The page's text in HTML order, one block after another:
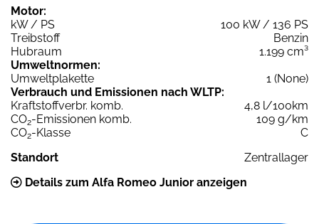
Motor:
kW / PS
100 kW / 136 PS
Treibstoff
Benzin
Hubraum
1.199 cm³
Umweltnormen:
Umweltplakette
1 (None)
Verbrauch und Emissionen nach WLTP:
Kraftstoffverbr. komb.
4,8 l/100km
CO2-Emissionen komb.
109 g/km
CO2-Klasse
C
Standort
Zentrallager
Details zum Alfa Romeo Junior anzeigen